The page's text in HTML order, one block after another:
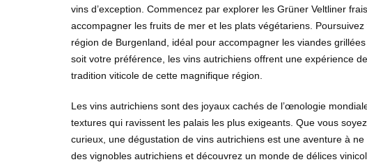
vins d’exception. Commencez par explorer les Grüner Veltliner
accompagner les fruits de mer et les plats végétariens.
région de Burgenland, idéal pour accompagner les viandes
soit votre préférence, les vins autrichiens offrent une expérience
tradition viticole de cette magnifique région.
Les vins autrichiens sont des joyaux cachés de l’œnologie
textures qui ravissent les palais les plus exigeants. Que vous
curieux, une dégustation de vins autrichiens est une aventure à
des vignobles autrichiens et découvrez un monde de délices